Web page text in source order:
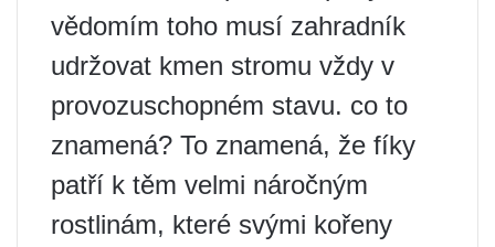
vědomím toho musí zahradník
udržovat kmen stromu vždy v
provozuschopném stavu. co to
znamená? To znamená, že fíky
patří k těm velmi náročným
rostlinám, které svými kořeny